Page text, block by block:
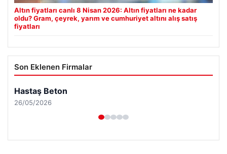
Altın fiyatları canlı 8 Nisan 2026: Altın fiyatları ne kadar
oldu? Gram, çeyrek, yarım ve cumhuriyet altını alış satış
fiyatları
Son Eklenen Firmalar